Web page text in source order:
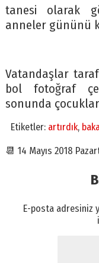
tanesi olarak
anneler gününü
Vatandaşlar
bol fotoğraf
sonunda
Etiketler: artırdık,
📆 14 Mayıs 2018
E-posta adresiniz